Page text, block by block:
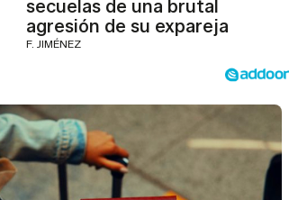
secuelas de una brutal
agresión de su expareja
F. JIMÉNEZ